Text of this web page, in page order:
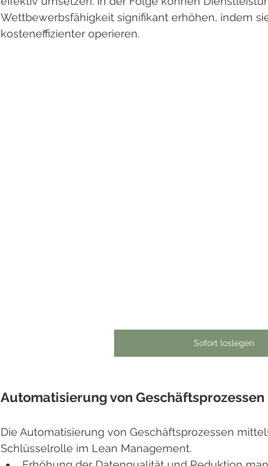
Wettbewerbsfähigkeit signifikant erhöhen, indem
kosteneffizienter operieren.
Sofort loslegen
Automatisierung von Geschäftsprozessen
Die Automatisierung von Geschäftsprozessen
Schlüsselrolle im Lean Management.